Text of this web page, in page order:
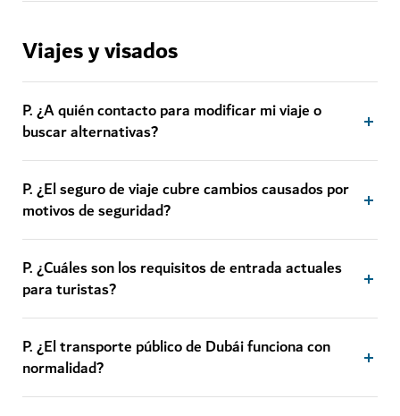
Viajes y visados
P. ¿A quién contacto para modificar mi viaje o
buscar alternativas?
P. ¿El seguro de viaje cubre cambios causados por
motivos de seguridad?
P. ¿Cuáles son los requisitos de entrada actuales
para turistas?
P. ¿El transporte público de Dubái funciona con
normalidad?